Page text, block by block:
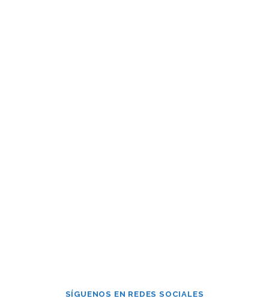
SÍGUENOS EN REDES SOCIALES